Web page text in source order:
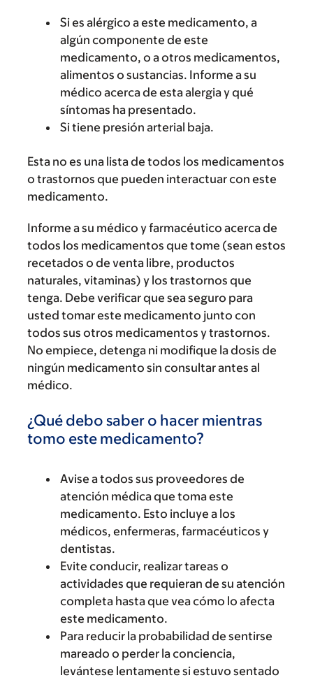
Si es alérgico a este medicamento, a
algún componente de este
medicamento, o a otros medicamentos,
alimentos o sustancias. Informe a su
médico acerca de esta alergia y qué
síntomas ha presentado.
Si tiene presión arterial baja.
Esta no es una lista de todos los medicamentos
o trastornos que pueden interactuar con este
medicamento.
Informe a su médico y farmacéutico acerca de
todos los medicamentos que tome (sean estos
recetados o de venta libre, productos
naturales, vitaminas) y los trastornos que
tenga. Debe verificar que sea seguro para
usted tomar este medicamento junto con
todos sus otros medicamentos y trastornos.
No empiece, detenga ni modifique la dosis de
ningún medicamento sin consultar antes al
médico.
¿Qué debo saber o hacer mientras
tomo este medicamento?
Avise a todos sus proveedores de
atención médica que toma este
medicamento. Esto incluye a los
médicos, enfermeras, farmacéuticos y
dentistas.
Evite conducir, realizar tareas o
actividades que requieran de su atención
completa hasta que vea cómo lo afecta
este medicamento.
Para reducir la probabilidad de sentirse
mareado o perder la conciencia,
levántese lentamente si estuvo sentado